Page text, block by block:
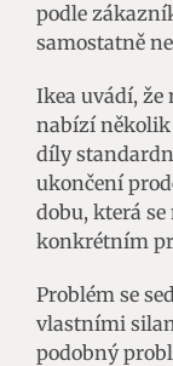
podle
samostatně
Ikea uvádí,
nabízí několik
díly
ukončení
dobu, která
konkrétním
Problém se
vlastními
podobný